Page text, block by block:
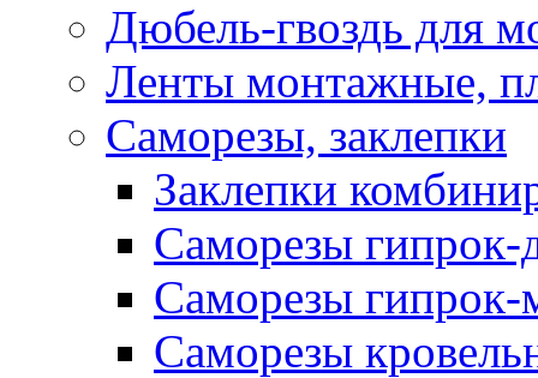
Дюбель-гвоздь для
Ленты монтажные,
Саморезы, заклепки
Заклепки
Саморезы гипрок-
Саморезы гипрок-
Саморезы